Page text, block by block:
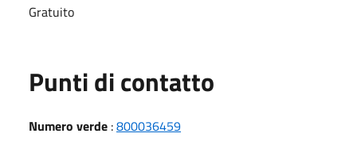
Gratuito
Punti di contatto
Numero verde :800036459